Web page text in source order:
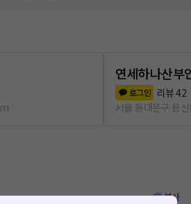
연세하나산부
로그인 리뷰42
서울 동대문구 용
복사